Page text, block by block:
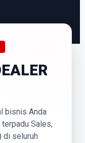
bisnis Anda
Sales,
di seluruh